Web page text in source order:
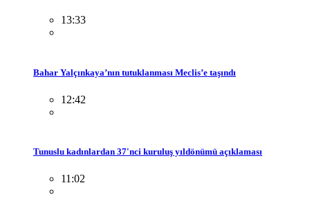
13:33
Bahar Yalçınkaya’nın tutuklanması Meclis’e taşındı
12:42
Tunuslu kadınlardan 37'nci kuruluş yıldönümü açıklaması
11:02